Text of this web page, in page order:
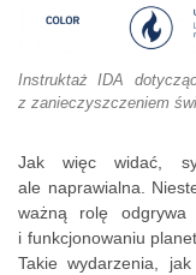
Instruktaż IDA
z zanieczyszczeniem
Jak więc widać,
ale naprawialna.
ważną rolę odgrywa
i funkcjonowaniu
Takie wydarzenia,